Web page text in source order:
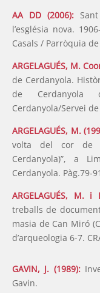
AA DD (2006):
l’església nova.
Casals / Parròquia
ARGELAGUÉS, M.
de Cerdanyola.
de
Cerdanyola/Servei
ARGELAGUÉS, M.
volta del cor de
Cerdanyola)”, a
Cerdanyola. Pàg.79-
ARGELAGUÉS, M. i
treballs de
masia de Can Miró
d’arqueologia 6-7.
GAVIN, J. (1989):
Gavin.